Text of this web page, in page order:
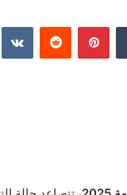
بينتيريست